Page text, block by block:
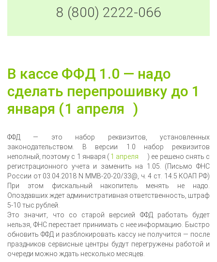
8 (800) 2222-066
В кассе ФФД 1.0 — надо
сделать перепрошивку до 1
января (1 апреля )
ФФД — это набор реквизитов, установленных
законодательством. В версии 1.0 набор реквизитов
неполный, поэтому с 1 января ( 1 апреля
) ее решено снять с
регистрационного учета и заменить на 1.05. (Письмо ФНС
России от 03.04.2018 N ММВ-20-20/33@, ч. 4 ст. 14.5 КОАП РФ)
При этом фискальный накопитель менять не надо.
Опоздавших ждет административная ответственность, штраф
5-10 тыс.рублей.
Это значит, что со старой версией ФФД работать будет
нельзя, ФНС перестает принимать с нее информацию. Быстро
обновить ФФД и разблокировать кассу не получится — после
праздников сервисные центры будут перегружены работой и
очереди можно ждать несколько месяцев.